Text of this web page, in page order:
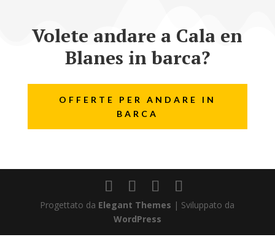
Volete andare a Cala en
Blanes in barca?
OFFERTE PER ANDARE IN
BARCA
Progettato da Elegant Themes | Sviluppato da
WordPress